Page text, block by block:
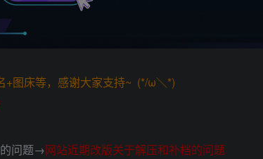
+图床等，感谢大家支持~ (*/ω＼*)
问题→网站近期改版关于解压和补档的问题